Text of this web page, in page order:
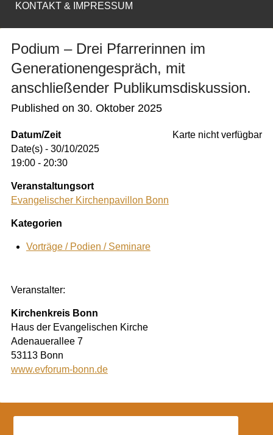
KONTAKT & IMPRESSUM
Podium – Drei Pfarrerinnen im
Generationengespräch, mit
anschließender Publikumsdiskussion.
Published on 30. Oktober 2025
Karte nicht verfügbar
Datum/Zeit
Date(s) - 30/10/2025
19:00 - 20:30
Veranstaltungsort
Evangelischer Kirchenpavillon Bonn
Kategorien
Vorträge / Podien / Seminare
Veranstalter:
Kirchenkreis Bonn
Haus der Evangelischen Kirche
Adenauerallee 7
53113 Bonn
www.evforum-bonn.de